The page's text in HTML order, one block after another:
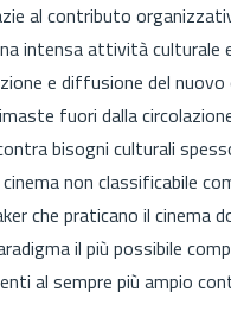
al contributo
intensa attività culturale
e diffusione del
fuori dalla
bisogni culturali
non classificabile
che praticano il cinema
il più possibile
al sempre più ampio